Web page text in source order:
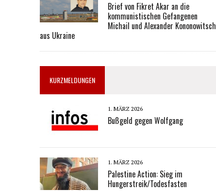
Brief von Fikret Akar an die
kommunistischen Gefangenen
Michail und Alexander Kononowitsch
aus Ukraine
KURZMELDUNGEN
1. MÄRZ 2026
Bußgeld gegen Wolfgang
1. MÄRZ 2026
Palestine Action: Sieg im
Hungerstreik/Todesfasten